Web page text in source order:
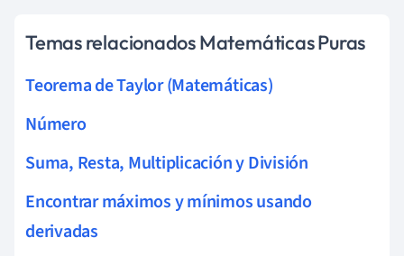
Temas relacionados Matemáticas Puras
Teorema de Taylor (Matemáticas)
Número
Suma, Resta, Multiplicación y División
Encontrar máximos y mínimos usando
derivadas